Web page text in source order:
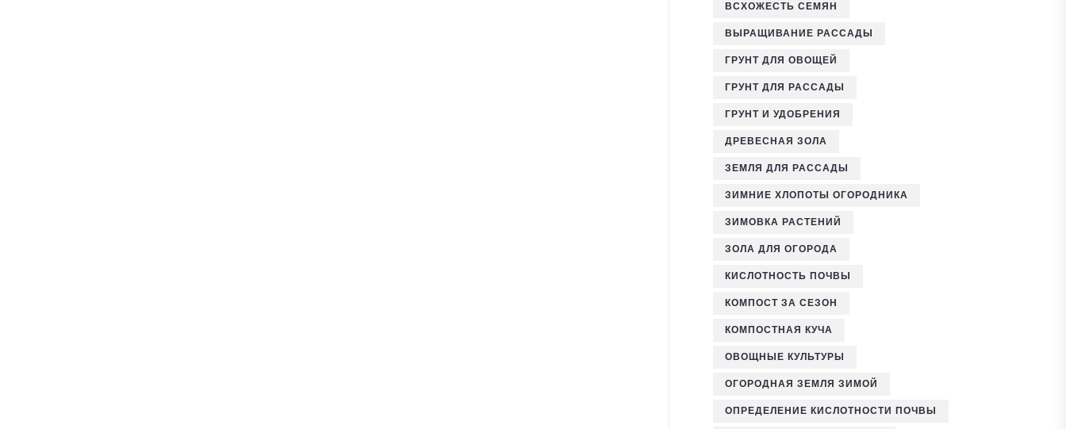
ВСХОЖЕСТЬ СЕМЯН
ВЫРАЩИВАНИЕ РАССАДЫ
ГРУНТ ДЛЯ ОВОЩЕЙ
ГРУНТ ДЛЯ РАССАДЫ
ГРУНТ И УДОБРЕНИЯ
ДРЕВЕСНАЯ ЗОЛА
ЗЕМЛЯ ДЛЯ РАССАДЫ
ЗИМНИЕ ХЛОПОТЫ ОГОРОДНИКА
ЗИМОВКА РАСТЕНИЙ
ЗОЛА ДЛЯ ОГОРОДА
КИСЛОТНОСТЬ ПОЧВЫ
КОМПОСТ ЗА СЕЗОН
КОМПОСТНАЯ КУЧА
ОВОЩНЫЕ КУЛЬТУРЫ
ОГОРОДНАЯ ЗЕМЛЯ ЗИМОЙ
ОПРЕДЕЛЕНИЕ КИСЛОТНОСТИ ПОЧВЫ